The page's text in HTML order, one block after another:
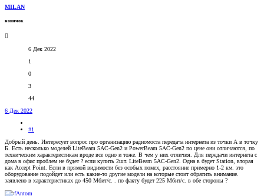
MILAN
новичок
6 Дек 2022
1
0
3
44
6 Дек 2022
#1
Добрый день. Интересует вопрос про организацию радиомоста передача интернета из точки А в точку
Б. Есть несколько моделей LiteBeam 5AC-Gen2 и PowerBeam 5AC-Gen2 по цене они отличаются, по
техническим характеристикам вроде все одно и тоже. В чем у них отличия. Для передачи интернета с
дома в офис проблем не будет ? если купить 2шт. LiteBeam 5AC-Gen2. Одна в будет Station, вторая
как Accept Point. Если в прямой видимости без особых помех, расстояние примерно 1-2 км. это
оборудование подойдет или есть какие-то другие модели на которые стоит обратить внимание.
заявлено в характеристиках до 450 Мбит/с. . по факту будет 225 Мбит/с. в обе стороны ?